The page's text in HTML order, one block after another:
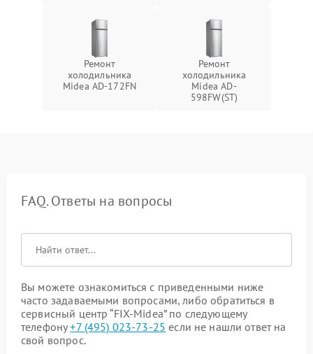
Ремонт
холодильника
Midea AD-172FN
Ремонт
холодильника
Midea AD-
598FW(ST)
FAQ. Ответы на вопросы
Вы можете ознакомиться с приведенными ниже
часто задаваемыми вопросами, либо обратиться в
сервисный центр “FIX-Midea” по следующему
телефону+7 (495) 023-73-25 если не нашли ответ на
свой вопрос.